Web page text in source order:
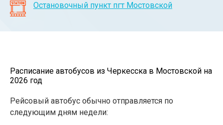
Остановочный пункт пгт Мостовской
Расписание автобусов из Черкесска в Мостовской на
2026 год
Рейсовый автобус обычно отправляется по
следующим дням недели: